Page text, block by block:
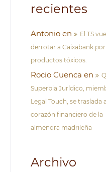
recientes
Antonio en
El TS
derrotar a Caixabank por
productos tóxicos.
Rocio Cuenca en
Superbia Jurídico,
Legal Touch, se traslada al
corazón financiero de la
almendra madrileña
Archivo